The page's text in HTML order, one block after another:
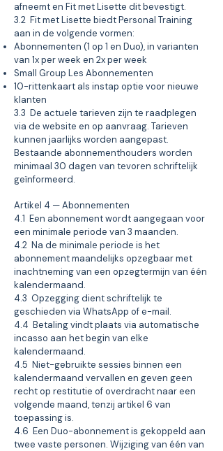
afneemt en Fit met Lisette dit bevestigt.
3.2 Fit met Lisette biedt Personal Training
aan in de volgende vormen:
Abonnementen (1 op 1 en Duo), in varianten
van 1x per week en 2x per week
Small Group Les Abonnementen
10-rittenkaart als instap optie voor nieuwe
klanten
3.3 De actuele tarieven zijn te raadplegen
via de website en op aanvraag. Tarieven
kunnen jaarlijks worden aangepast.
Bestaande abonnementhouders worden
minimaal 30 dagen van tevoren schriftelijk
geïnformeerd.
Artikel 4 — Abonnementen
4.1 Een abonnement wordt aangegaan voor
een minimale periode van 3 maanden.
4.2 Na de minimale periode is het
abonnement maandelijks opzegbaar met
inachtneming van een opzegtermijn van één
kalendermaand.
4.3 Opzegging dient schriftelijk te
geschieden via WhatsApp of e-mail.
4.4 Betaling vindt plaats via automatische
incasso aan het begin van elke
kalendermaand.
4.5 Niet-gebruikte sessies binnen een
kalendermaand vervallen en geven geen
recht op restitutie of overdracht naar een
volgende maand, tenzij artikel 6 van
toepassing is.
4.6 Een Duo-abonnement is gekoppeld aan
twee vaste personen. Wijziging van één van